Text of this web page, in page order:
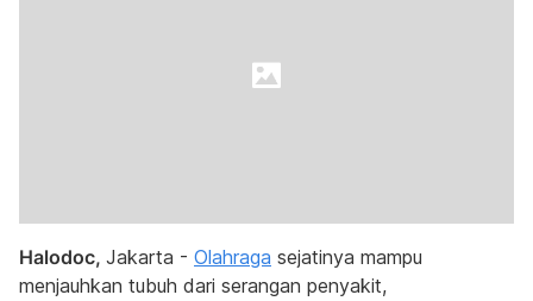
Halodoc, Jakarta - Olahraga sejatinya mampu
menjauhkan tubuh dari serangan penyakit,